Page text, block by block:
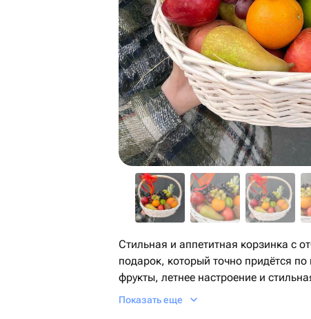
Стильная и аппетитная корзинка с
подарок, который точно придётся
фрукты, летнее настроение и
витаминов и прекрасного настроения
Показать еще